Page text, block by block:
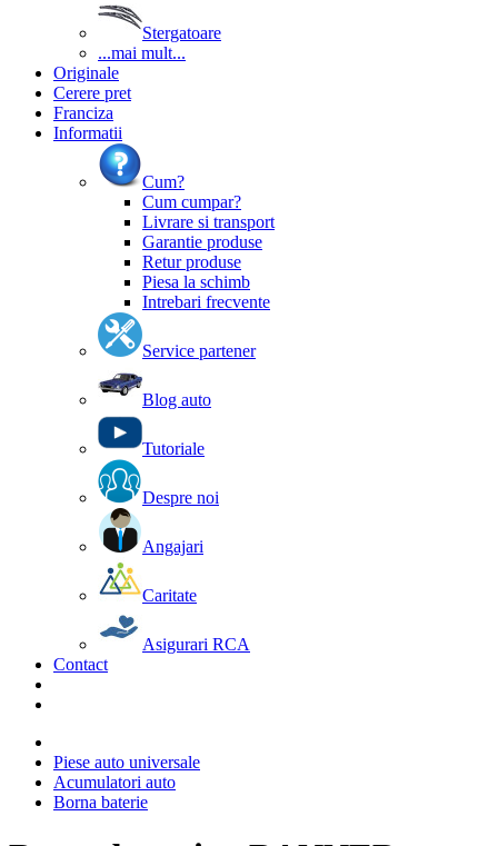
Stergatoare
...mai mult...
Originale
Cerere pret
Franciza
Informatii
Cum?
Cum cumpar?
Livrare si transport
Garantie produse
Retur produse
Piesa la schimb
Intrebari frecvente
Service partener
Blog auto
Tutoriale
Despre noi
Angajari
Caritate
Asigurari RCA
Contact
Piese auto universale
Acumulatori auto
Borna baterie